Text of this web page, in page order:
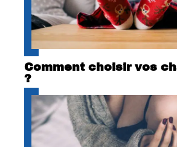
Comment choisir vos
?